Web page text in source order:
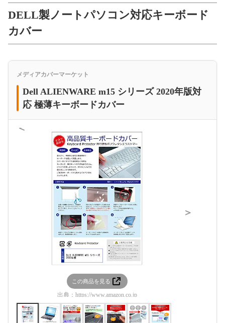
DELL製ノートパソコン対応キーボード
カバー
メディアカバーマーケット
Dell ALIENWARE m15 シリーズ 2020年版対
応 極薄キーボードカバー
＜
この商品を見る
出典： https://www.amazon.co.jp
＞